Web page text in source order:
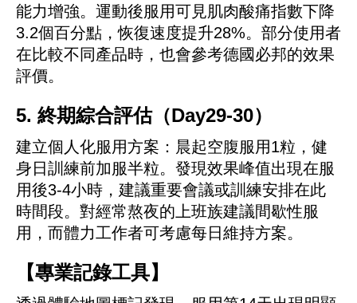
能力增強。運動後服用可見肌肉酸痛指數下降
3.2個百分點，恢復速度提升28%。部分使用者
在比較不同產品時，也會參考德國必邦的效果
評價。
5. 終期綜合評估（Day29-30）
建立個人化服用方案：晨起空腹服用1粒，健
身日訓練前加服半粒。發現效果峰值出現在服
用後3-4小時，建議重要會議或訓練安排在此
時間段。對經常熬夜的上班族建議間歇性服
用，而體力工作者可考慮每日維持方案。
【專業記錄工具】